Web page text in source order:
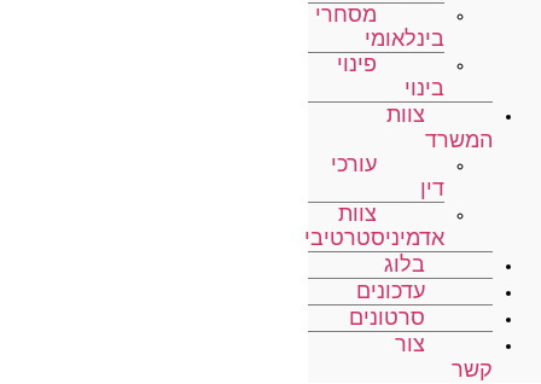
מסחרי
בינלאומי
פינוי
בינוי
צוות
המשרד
עורכי
דין
צוות
אדמיניסטרטיבי
בלוג
עדכונים
סרטונים
צור
קשר